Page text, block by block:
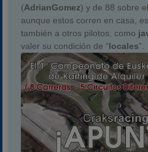
(AdrianGomez) y de 88 sobre
aunque estos corren en casa,
también a otros pilotos, como
valer su condición de “locales”.